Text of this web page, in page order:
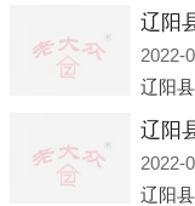
辽阳
2022-
2022-